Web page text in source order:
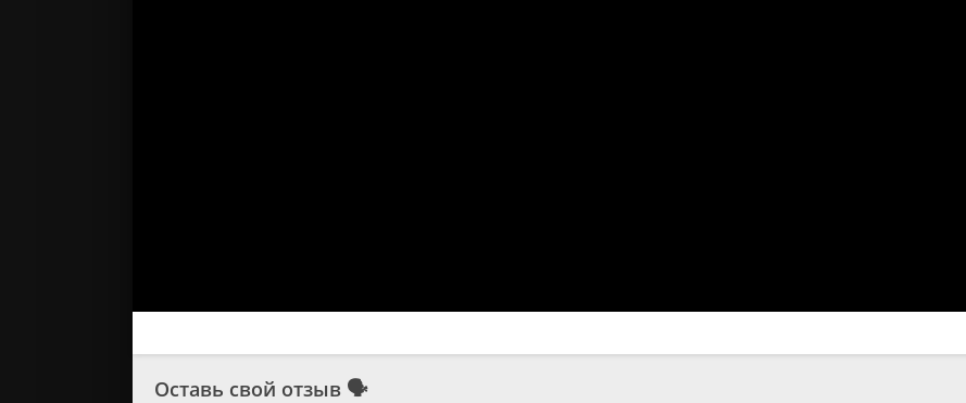
Оставь свой отзыв 🗣